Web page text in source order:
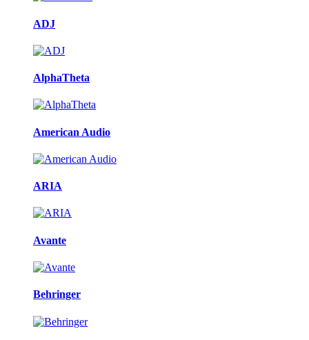
ADJ
AlphaTheta
American Audio
ARIA
Avante
Behringer